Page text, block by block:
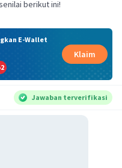
berikut ini!
E-Wallet
Klaim
Jawaban terverifikasi